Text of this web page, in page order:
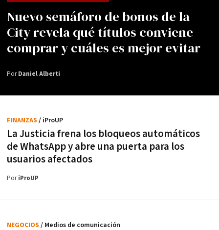
Nuevo semáforo de bonos de la
City revela qué títulos conviene
comprar y cuáles es mejor evitar
PorDaniel Alberti
La Justicia frena los bloqueos automáticos
de WhatsApp y abre una puerta para los
usuarios afectados
FINANZAS / iProUP
PoriProUP
NEGOCIOS / Medios de comunicación